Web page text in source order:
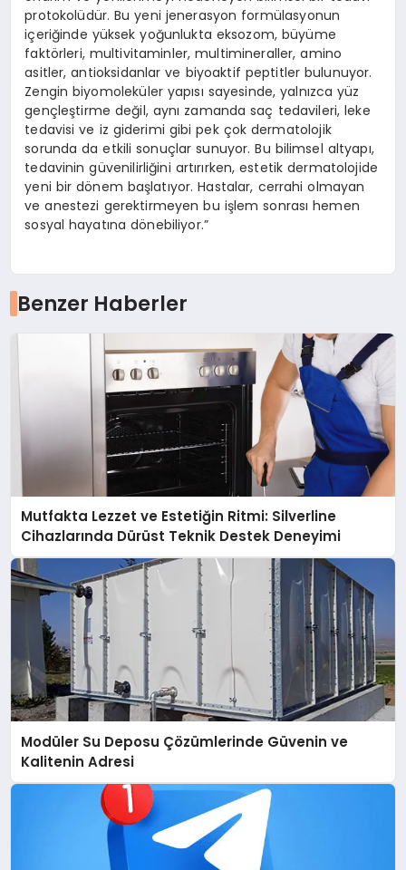
protokolüdür. Bu yeni jenerasyon formülasyonun
içeriğinde yüksek yoğunlukta eksozom, büyüme
faktörleri, multivitaminler, multimineraller, amino
asitler, antioksidanlar ve biyoaktif peptitler bulunuyor.
Zengin biyomoleküler yapısı sayesinde, yalnızca yüz
gençleştirme değil, aynı zamanda saç tedavileri, leke
tedavisi ve iz giderimi gibi pek çok dermatolojik
sorunda da etkili sonuçlar sunuyor. Bu bilimsel altyapı,
tedavinin güvenilirliğini artırırken, estetik dermatolojide
yeni bir dönem başlatıyor. Hastalar, cerrahi olmayan
ve anestezi gerektirmeyen bu işlem sonrası hemen
sosyal hayatına dönebiliyor.”
Benzer Haberler
Mutfakta Lezzet ve Estetiğin Ritmi: Silverline
Cihazlarında Dürüst Teknik Destek Deneyimi
Modüler Su Deposu Çözümlerinde Güvenin ve
Kalitenin Adresi